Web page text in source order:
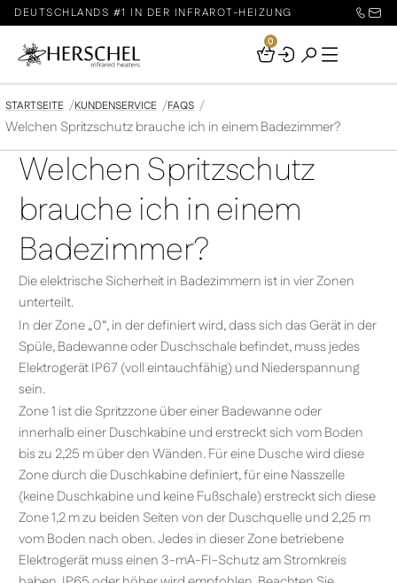
DEUTSCHLANDS #1 IN DER INFRAROT-HEIZUNG
Your
0
STARTSEITE KUNDENSERVICE FAQS
Welchen Spritzschutz brauche ich in einem Badezimmer?
Welchen Spritzschutz
brauche ich in einem
Badezimmer?
Die elektrische Sicherheit in Badezimmern ist in vier Zonen
unterteilt.
In der Zone „0“, in der definiert wird, dass sich das Gerät in der
Spüle, Badewanne oder Duschschale befindet, muss jedes
Elektrogerät IP67 (voll eintauchfähig) und Niederspannung
sein.
Zone 1 ist die Spritzzone über einer Badewanne oder
innerhalb einer Duschkabine und erstreckt sich vom Boden
bis zu 2,25 m über den Wänden. Für eine Dusche wird diese
Zone durch die Duschkabine definiert, für eine Nasszelle
(keine Duschkabine und keine Fußschale) erstreckt sich diese
Zone 1,2 m zu beiden Seiten von der Duschquelle und 2,25 m
vom Boden nach oben. Jedes in dieser Zone betriebene
Elektrogerät muss einen 3-mA-FI-Schutz am Stromkreis